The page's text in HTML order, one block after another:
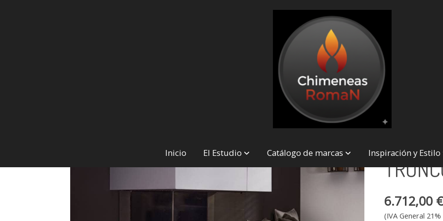
Inicio El Estudio Catálogo de marcas Inspiración y Estilo
TRIMLINE 83 PANORAMIC TRONCOS ACTIVOS
6.712,00
(IVA General